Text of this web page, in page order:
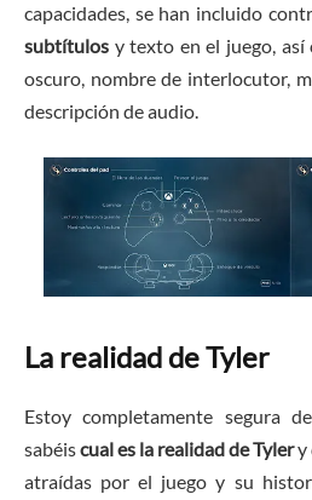
capacidades, se han incluido
subtítulos y texto en el juego,
oscuro, nombre de interlocutor,
descripción de audio.
La realidad de Tyler
Estoy completamente segura
sabéiscual es la realidad de Tylery
atraídas por el juego y su